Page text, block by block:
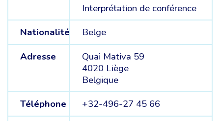
Interprétation de conférence
Nationalité
Belge
Adresse
Quai Mativa 59
4020 Liège
Belgique
Téléphone
+32-496-27 45 66